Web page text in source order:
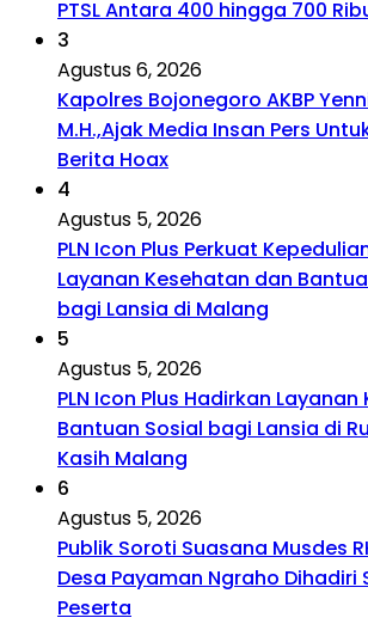
PTSL Antara 400 hingga 700
3
Agustus 6, 2026
Kapolres Bojonegoro AKBP
M.H.,Ajak Media Insan Pers
Berita Hoax
4
Agustus 5, 2026
PLN Icon Plus Perkuat
Layanan Kesehatan dan
bagi Lansia di Malang
5
Agustus 5, 2026
PLN Icon Plus Hadirkan
Bantuan Sosial bagi Lansia di
Kasih Malang
6
Agustus 5, 2026
Publik Soroti Suasana Musdes
Desa Payaman Ngraho Dihadiri
Peserta